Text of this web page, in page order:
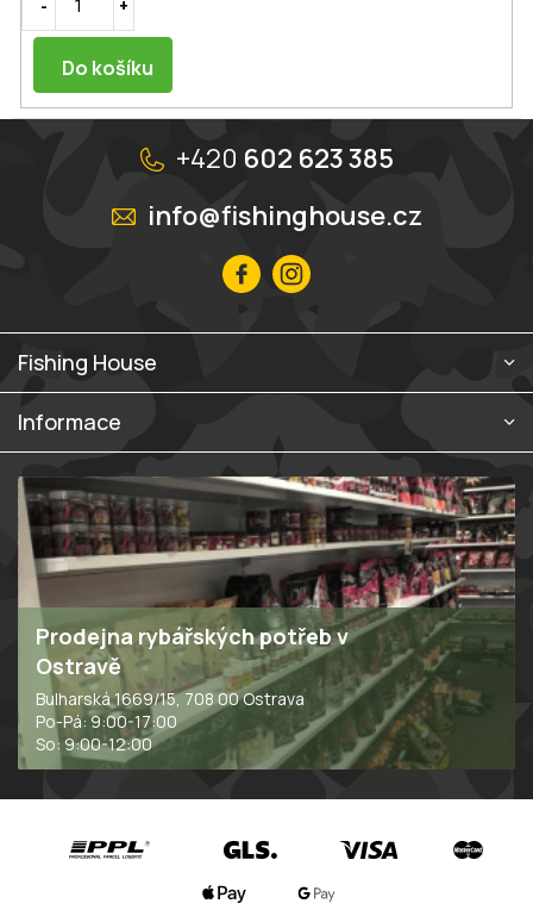
Do košíku
+420 602 623 385
info@fishinghouse.cz
Fishing House
Informace
Prodejna rybářských potřeb v
Ostravě
Bulharská 1669/15, 708 00 Ostrava
Po-Pá: 9:00-17:00
So: 9:00-12:00